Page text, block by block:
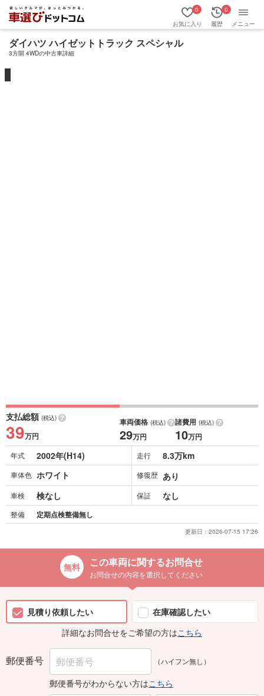
お気に入り
0
履歴
0
メニュー
ダイハツ ハイゼットトラック スペシャル
3方開 4WDの中古車詳細
支払総額 (税込)
39万円
車両価格 (税込)
29万円
諸費用 (税込)
10万円
年式 2002年(H14) 走行 8.3万km
車体色 ホワイト 修復歴 あり
車検 検なし 保証 なし
整備 定期点検整備無し
更新日： 2026-07-15 17:26
この車両に関するお問合せ
お問合せの内容を選択してください
見積り依頼したい
在庫確認したい
詳細なお問合せをご希望の方はこちら
郵便番号 （ハイフン無し）
郵便番号がわからない方はこちら